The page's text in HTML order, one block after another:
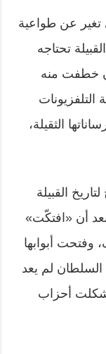
تغير عن طواعية
تحتاجه
خطفت منه
التلفزيونات
الثقيلة،
القبيلة
أن «افتكّت»
وفتحت أبوابها
السلطان لم يعد
أحزاب